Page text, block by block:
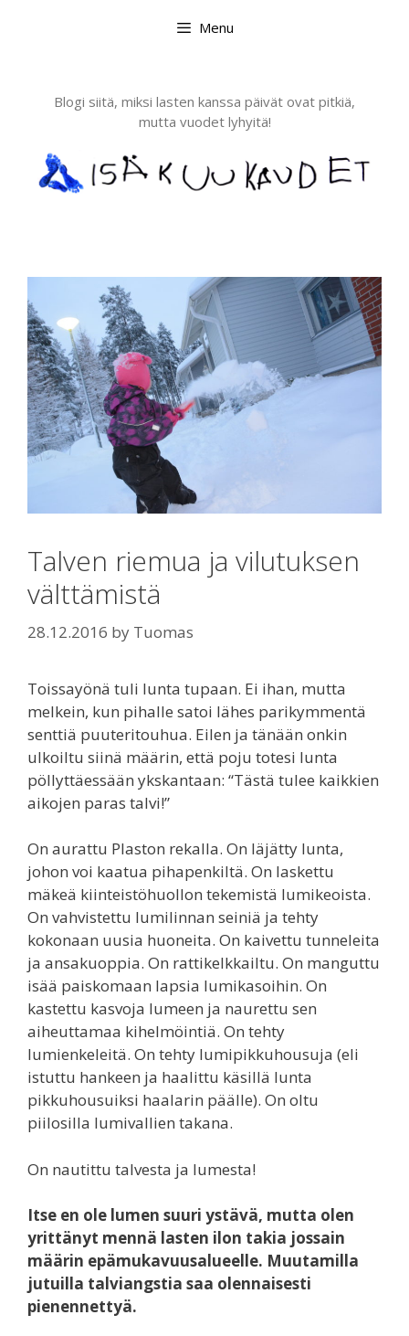
Menu
Blogi siitä, miksi lasten kanssa päivät ovat pitkiä,
mutta vuodet lyhyitä!
Talven riemua ja vilutuksen
välttämistä
28.12.2016 by Tuomas
Toissayönä tuli lunta tupaan. Ei ihan, mutta
melkein, kun pihalle satoi lähes parikymmentä
senttiä puuteritouhua. Eilen ja tänään onkin
ulkoiltu siinä määrin, että poju totesi lunta
pöllyttäessään ykskantaan: “Tästä tulee kaikkien
aikojen paras talvi!”
On aurattu Plaston rekalla. On läjätty lunta,
johon voi kaatua pihapenkiltä. On laskettu
mäkeä kiinteistöhuollon tekemistä lumikeoista.
On vahvistettu lumilinnan seiniä ja tehty
kokonaan uusia huoneita. On kaivettu tunneleita
ja ansakuoppia. On rattikelkkailtu. On manguttu
isää paiskomaan lapsia lumikasoihin. On
kastettu kasvoja lumeen ja naurettu sen
aiheuttamaa kihelmöintiä. On tehty
lumienkeleitä. On tehty lumipikkuhousuja (eli
istuttu hankeen ja haalittu käsillä lunta
pikkuhousuiksi haalarin päälle). On oltu
piilosilla lumivallien takana.
On nautittu talvesta ja lumesta!
Itse en ole lumen suuri ystävä, mutta olen
yrittänyt mennä lasten ilon takia jossain
määrin epämukavuusalueelle. Muutamilla
jutuilla talviangstia saa olennaisesti
pienennettyä.